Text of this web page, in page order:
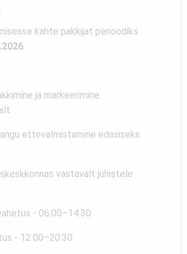
kahte pakkijat perioodiks
ja markeerimine
ettevalmistamine edasiseks
vastavalt juhistele
- 06:00–14:30
- 12:00–20:30